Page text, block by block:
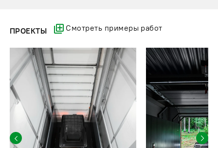
ПРОЕКТЫ Смотреть примеры работ